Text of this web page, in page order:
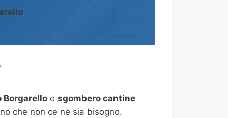
Borgarello o sgombero cantine
che non ce ne sia bisogno.